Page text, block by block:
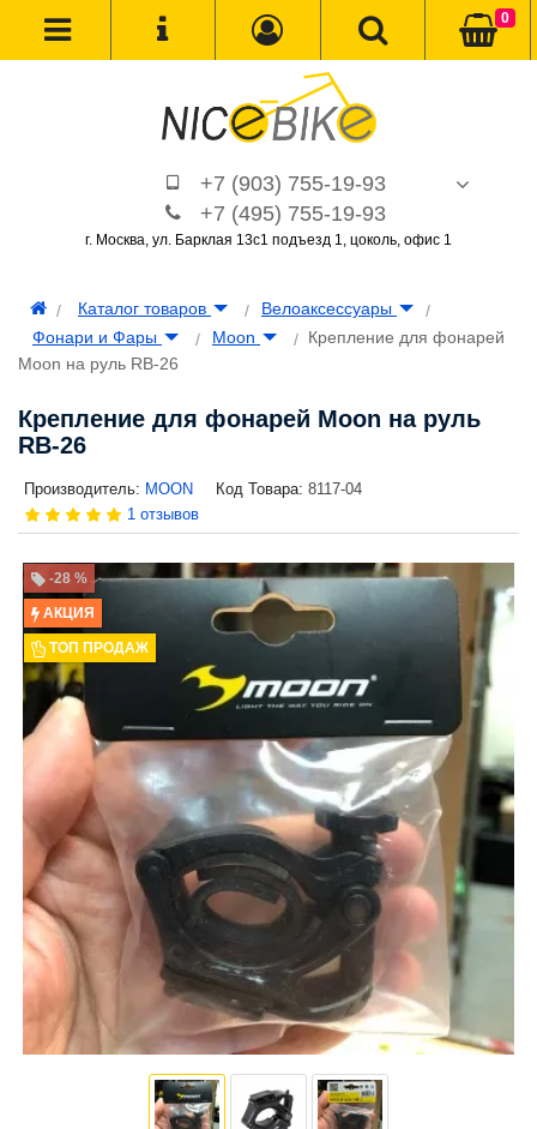
+7 (903) 755-19-93
+7 (495) 755-19-93
г. Москва, ул. Барклая 13с1 подъезд 1, цоколь, офис 1
0
Каталог товаров
Велоаксессуары
Фонари и Фары
Moon
Крепление для фонарей
Moon на руль RB-26
Крепление для фонарей Moon на руль
RB-26
Производитель: MOON Код Товара: 8117-04
1 отзывов
-28 %
АКЦИЯ
ТОП ПРОДАЖ